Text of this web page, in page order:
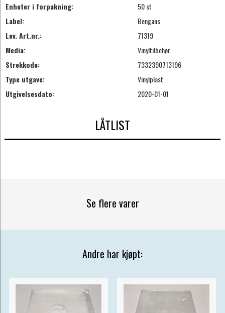
Enheter i forpakning:
50 st
Label:
Bengans
Lev. Art.nr.:
71319
Media:
Vinyltilbehør
Strekkode:
7332390713196
Type utgave:
Vinylplast
Utgivelsesdato:
2020-01-01
LÅTLIST
Se flere varer
Andre har kjøpt: